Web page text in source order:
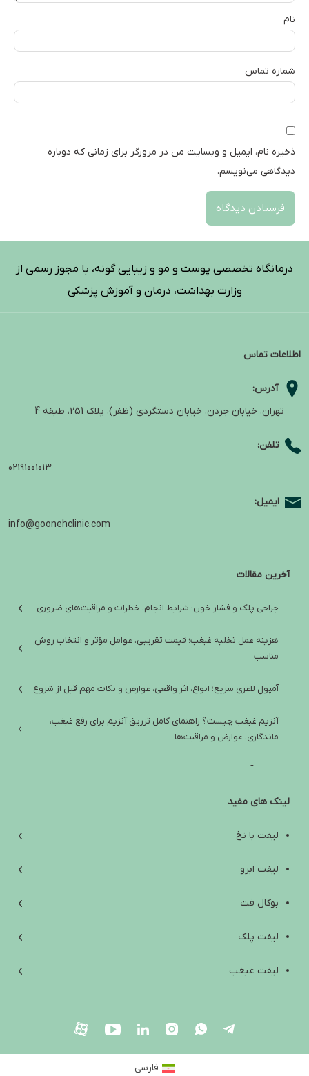
نام
شماره تماس
ذخیره نام، ایمیل و وبسایت من در مرورگر برای زمانی که دوباره
دیدگاهی می‌نویسم.
درمانگاه تخصصی پوست و مو و زیبایی گونه، با مجوز رسمی از
وزارت بهداشت، درمان و آموزش پزشکی
اطلاعات تماس
آدرس:
تهران، خیابان جردن، خیابان دستگردی (ظفر)، پلاک 251، طبقه 4
تلفن:
02191001013
ایمیل:
info@goonehclinic.com
آخرین مقالات
جراحی پلک و فشار خون؛ شرایط انجام، خطرات و مراقبت‌های ضروری
هزینه عمل تخلیه غبغب؛ قیمت تقریبی، عوامل مؤثر و انتخاب روش
مناسب
آمپول لاغری سریع؛ انواع، اثر واقعی، عوارض و نکات مهم قبل از شروع
آنزیم غبغب چیست؟ راهنمای کامل تزریق آنزیم برای رفع غبغب،
ماندگاری، عوارض و مراقبت‌ها
تفاوت آمپول لاغری ایرانی و خارجی؛ راهنمای انتخاب ایمن و واقع‌بینانه
آب کردن غبغب: از علت‌ها و تمرین‌های خانگی تا روش‌های کلینیکی مؤثر
افتادگی پوست زیر چانه؛ علت‌ها، راه‌های درمان و انتخاب بهترین روش
بهترین آمپول لاغری خارجی؛ راهنمای انتخاب ایمن بین اوزمپیک،
Effects, Contraindications, and Safety Tips
نکات ایمنی
لینک های مفید
لیفت با نخ
لیفت ابرو
بوکال فت
لیفت پلک
لیفت غبغب
فارسی